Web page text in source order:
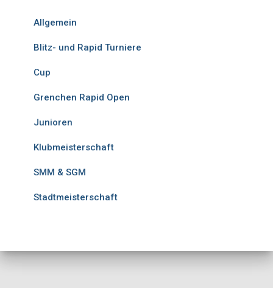
Allgemein
Blitz- und Rapid Turniere
Cup
Grenchen Rapid Open
Junioren
Klubmeisterschaft
SMM & SGM
Stadtmeisterschaft